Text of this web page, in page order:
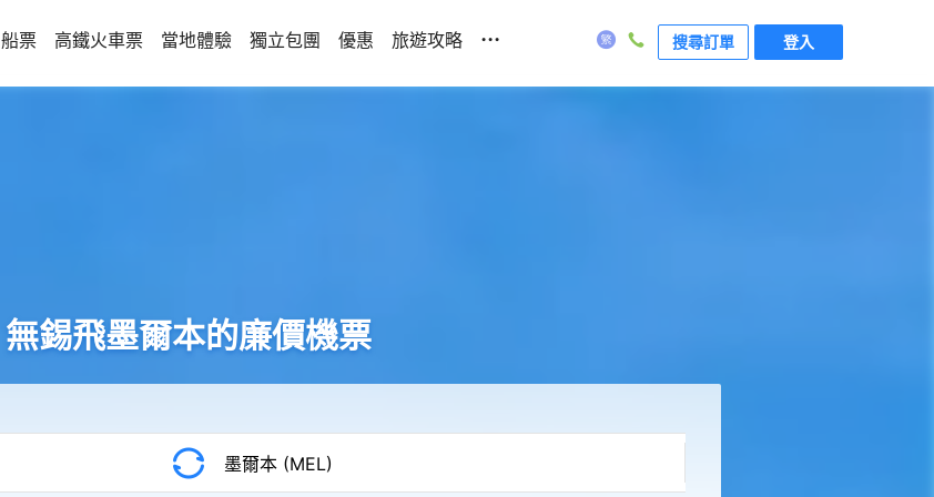
船票 高鐵火車票 當地體驗 獨立包團 優惠 旅遊攻略 ... 搜尋訂單 登入
無錫飛墨爾本的廉價機票